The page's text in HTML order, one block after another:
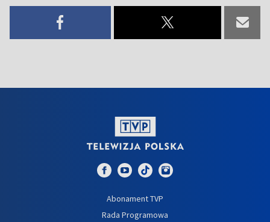
Abonament TVP
Rada Programowa